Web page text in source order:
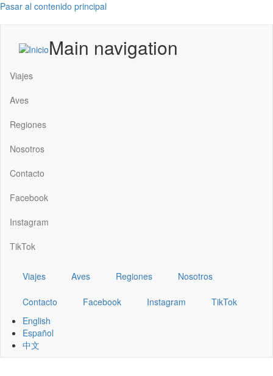
Pasar al contenido principal
Main navigation
Viajes
Aves
Regiones
Nosotros
Contacto
Facebook
Instagram
TikTok
Viajes Aves Regiones Nosotros
Contacto Facebook Instagram
TikTok
English
Español
中文